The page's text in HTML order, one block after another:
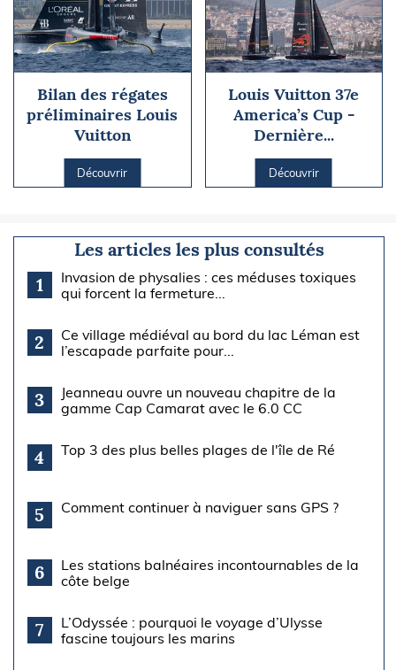
Bilan des régates
préliminaires Louis
Vuitton
Découvrir
Louis Vuitton 37e
America’s Cup -
Dernière...
Découvrir
Les articles les plus consultés
1
Invasion de physalies : ces méduses toxiques
qui forcent la fermeture...
2
Ce village médiéval au bord du lac Léman est
l’escapade parfaite pour...
3
Jeanneau ouvre un nouveau chapitre de la
gamme Cap Camarat avec le 6.0 CC
4 Top 3 des plus belles plages de l'île de Ré
5 Comment continuer à naviguer sans GPS ?
6
Les stations balnéaires incontournables de la
côte belge
7
L’Odyssée : pourquoi le voyage d’Ulysse
fascine toujours les marins